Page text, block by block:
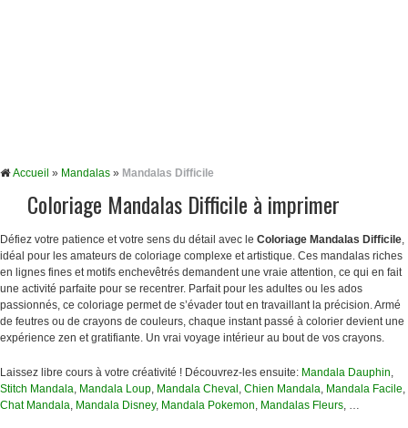
Accueil » Mandalas » Mandalas Difficile
Coloriage Mandalas Difficile à imprimer
Défiez votre patience et votre sens du détail avec le Coloriage Mandalas Difficile,
idéal pour les amateurs de coloriage complexe et artistique. Ces mandalas riches
en lignes fines et motifs enchevêtrés demandent une vraie attention, ce qui en fait
une activité parfaite pour se recentrer. Parfait pour les adultes ou les ados
passionnés, ce coloriage permet de s’évader tout en travaillant la précision. Armé
de feutres ou de crayons de couleurs, chaque instant passé à colorier devient une
expérience zen et gratifiante. Un vrai voyage intérieur au bout de vos crayons.
Laissez libre cours à votre créativité ! Découvrez-les ensuite: Mandala Dauphin,
Stitch Mandala, Mandala Loup, Mandala Cheval , Chien Mandala, Mandala Facile,
Chat Mandala, Mandala Disney, Mandala Pokemon, Mandalas Fleurs, …